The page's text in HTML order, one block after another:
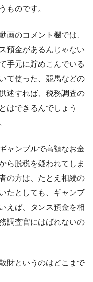
ものです。
画のコメント欄では、
預金があるんじゃない
手元に貯めこんでいる
て使った、競馬などの
述すれば、税務調査の
はできるんでしょう
ャンブルで高額なお金
ら脱税を疑われてしま
の方は、たとえ相続の
たとしても、ギャンブ
えば、タンス預金を相
調査官にはばれないの
財というのはどこまで